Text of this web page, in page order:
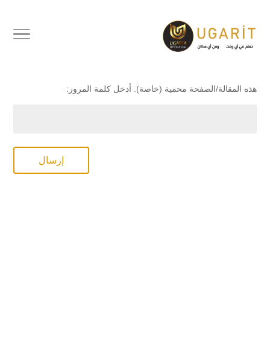
محمي بكلمة مرور
هذه المقالة/الصفحة محمية (خاصة). أدخل كلمة المرور:
إرسال